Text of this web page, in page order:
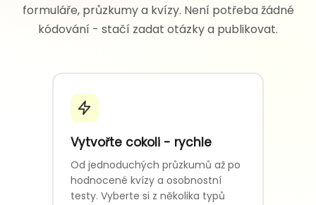
formuláře, průzkumy a kvízy. Není potřeba žádné
kódování - stačí zadat otázky a publikovat.
Vytvořte cokoli - rychle
Od jednoduchých průzkumů až po
hodnocené kvízy a osobnostní
testy. Vyberte si z několika typů